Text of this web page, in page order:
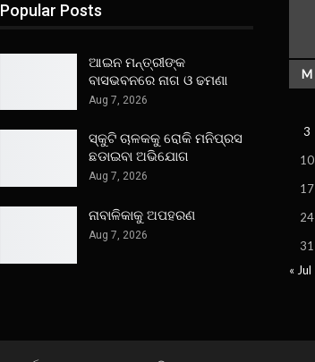
Popular Posts
ଆଇନ ମନ୍ତ୍ରୀଙ୍କ
ବାସଭବନରେ ନାଗ ଓ ଢମଣା
Aug 7, 2026
ସ୍କୁଟି ଚାଳକକୁ ରୋକି ମନିପ୍ରସ
ଛଡାଇବା ଅଭିଯୋଗ
Aug 7, 2026
ନାବାଳିକାକୁ ଅପହରଣ
Aug 7, 2026
M
3
10
17
24
31
« Jul